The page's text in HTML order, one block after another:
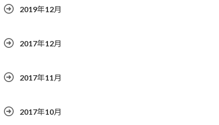
2019年12月
2017年12月
2017年11月
2017年10月